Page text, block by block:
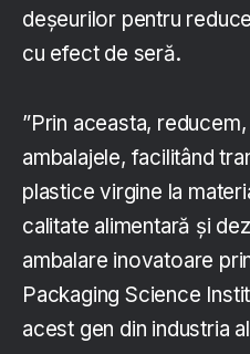
deșeurilor pentru
cu efect de seră.
”Prin aceasta,
ambalajele, facilitând
plastice virgine la
calitate alimentară și
ambalare inovatoare
Packaging Science
acest gen din industria